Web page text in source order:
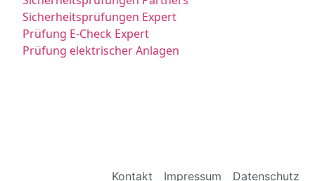
Sicherheitsprüfungen Expert
Prüfung E-Check Expert
Prüfung elektrischer Anlagen
Kontakt Impressum Datenschutz